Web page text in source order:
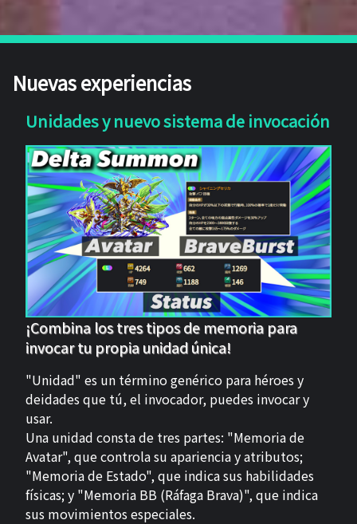
Nuevas experiencias
Unidades y nuevo sistema de invocación
¡Combina los tres tipos de memoria para
invocar tu propia unidad única!
"Unidad" es un término genérico para héroes y
deidades que tú, el invocador, puedes invocar y
usar.
Una unidad consta de tres partes: "Memoria de
Avatar", que controla su apariencia y atributos;
"Memoria de Estado", que indica sus habilidades
físicas; y "Memoria BB (Ráfaga Brava)", que indica
sus movimientos especiales.